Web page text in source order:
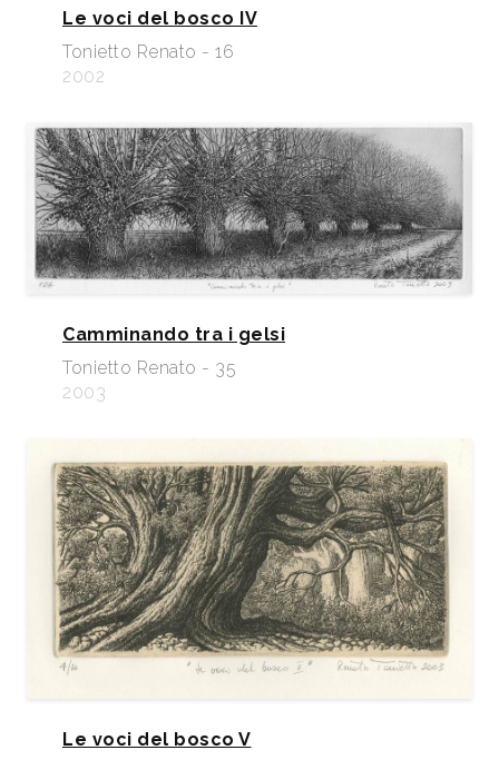
Le voci del bosco IV
Tonietto Renato - 16
2002
Camminando tra i gelsi
Tonietto Renato - 35
2003
Le voci del bosco V